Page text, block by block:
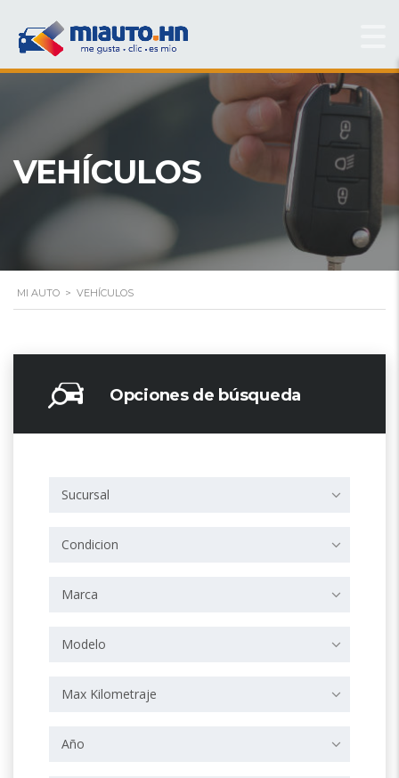
VEHÍCULOS
MI AUTO > VEHÍCULOS
Opciones de búsqueda
Sucursal
Condicion
Marca
Modelo
Max Kilometraje
Año